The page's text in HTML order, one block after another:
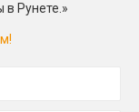
в Рунете.»